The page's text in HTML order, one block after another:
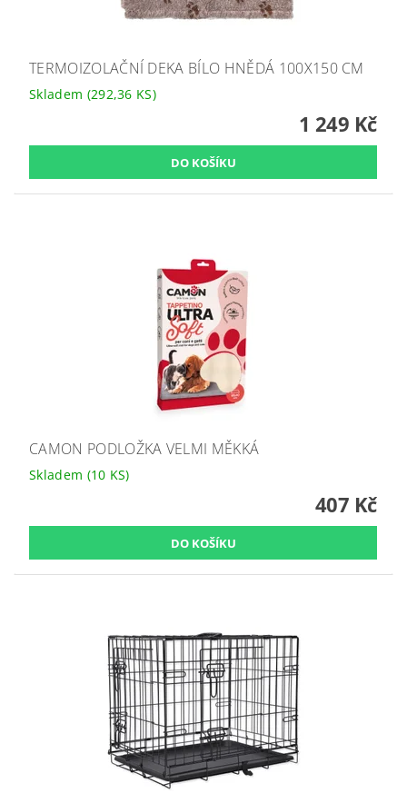
TERMOIZOLAČNÍ DEKA BÍLO HNĚDÁ 100X150 CM
Skladem (292,36 KS)
1 249 Kč
CAMON PODLOŽKA VELMI MĚKKÁ
Skladem (10 KS)
407 Kč